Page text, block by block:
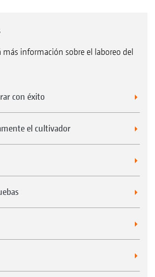
información sobre el laboreo del
con éxito
el cultivador